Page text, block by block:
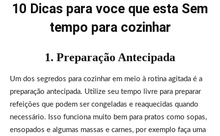
10 Dicas para voce que esta Sem
tempo para cozinhar
1. Preparação Antecipada
Um dos segredos para cozinhar em meio à rotina agitada é a
preparação antecipada. Utilize seu tempo livre para preparar
refeições que podem ser congeladas e reaquecidas quando
necessário. Isso funciona muito bem para pratos como sopas,
ensopados e algumas massas e carnes, por exemplo faça uma